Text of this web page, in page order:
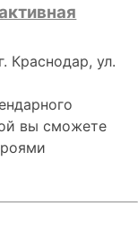
Краснодар, ул.
вы сможете